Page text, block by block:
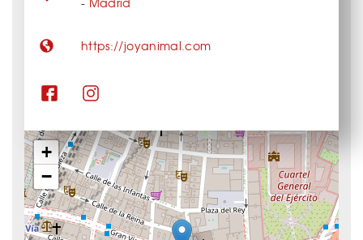
+
−
https://joyanimal.com